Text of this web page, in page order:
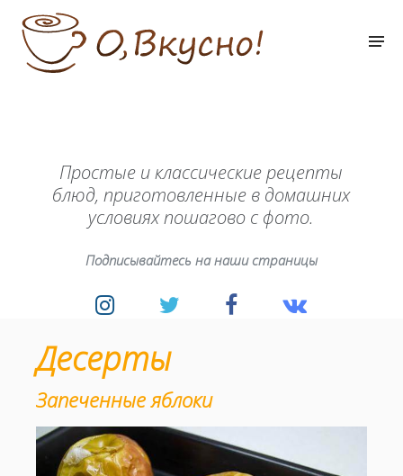
Простые и классические рецепты
блюд, приготовленные в домашних
условиях пошагово с фото.
Подписывайтесь на наши страницы
Десерты
Запеченные яблоки